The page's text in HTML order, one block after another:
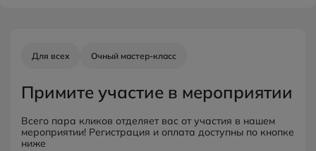
Для всех Очный мастер-класс
Примите участие в мероприятии
Всего пара кликов отделяет вас от участия в нашем
мероприятии! Регистрация и оплата доступны по кнопке
ниже